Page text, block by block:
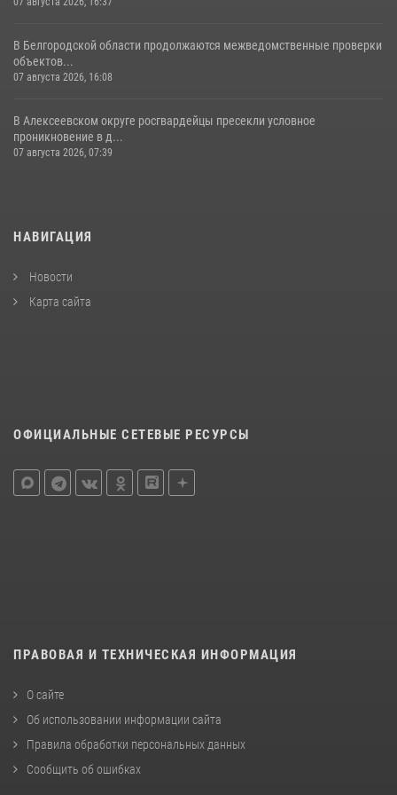
В Белгородской области продолжаются межведомственные проверки
объектов...
07 августа 2026, 16:08
В Алексеевском округе росгвардейцы пресекли условное
проникновение в д...
07 августа 2026, 07:39
НАВИГАЦИЯ
Новости
Карта сайта
ОФИЦИАЛЬНЫЕ СЕТЕВЫЕ РЕСУРСЫ
ПРАВОВАЯ И ТЕХНИЧЕСКАЯ ИНФОРМАЦИЯ
О сайте
Об использовании информации сайта
Правила обработки персональных данных
Сообщить об ошибках